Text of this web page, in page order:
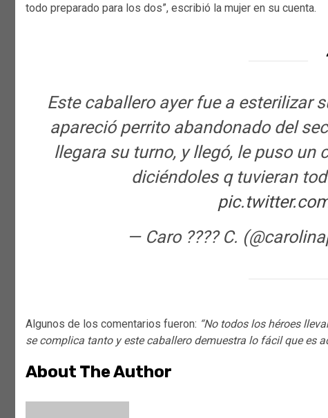
todo preparado para los dos”, escribió la mujer en su cuenta.
Este caballero ayer fue a esterilizar
apareció perrito abandonado del
llegara su turno, y llegó, le puso
diciéndoles q tuvieran
— Caro ???? C.
Algunos de los comentarios fueron: “No todos los héroes
se complica tanto y este caballero demuestra lo fácil que es
About The Author